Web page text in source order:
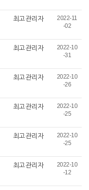
최고관리자
2022-11
-02
최고관리자
2022-10
-31
최고관리자
2022-10
-26
최고관리자
2022-10
-25
최고관리자
2022-10
-25
최고관리자
2022-10
-12